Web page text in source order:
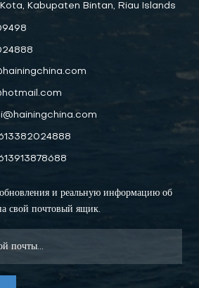
Kabupaten Bintan, Riau Islands
и реальную информацию об
свой почтовый ящик.